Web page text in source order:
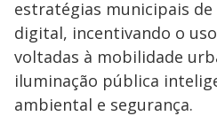
estratégias municipais
digital, incentivando o
voltadas à mobilidade
iluminação pública
ambiental e segurança.